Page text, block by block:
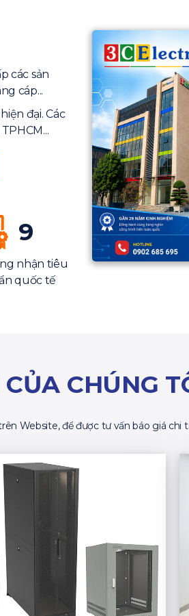
các sản
cáp...
đại. Các
9
nhận tiêu
quốc tế
CHÚNG
Website, để được tư vấn báo giá